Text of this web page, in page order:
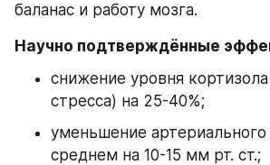
баланас и работу мозга.
Научно подтверждённые
снижение уровня
стресса) на 25-40%;
уменьшение артериального
среднем на 10-15 мм рт. ст.;